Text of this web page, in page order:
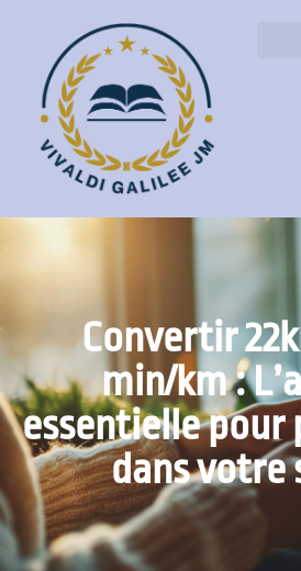
Convertir
min/km :
essentielle pour
dans votre